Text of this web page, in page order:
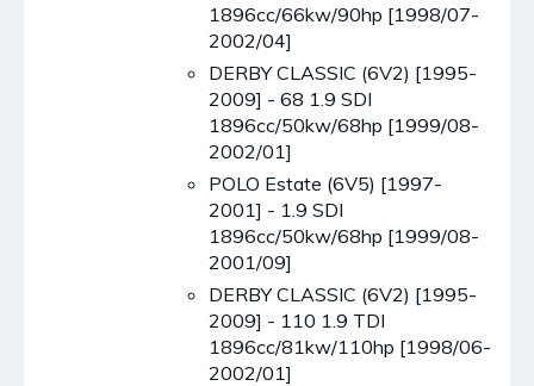
1896cc/66kw/90hp [1998/07-
2002/04]
DERBY CLASSIC (6V2) [1995-
2009] - 68 1.9 SDI
1896cc/50kw/68hp [1999/08-
2002/01]
POLO Estate (6V5) [1997-
2001] - 1.9 SDI
1896cc/50kw/68hp [1999/08-
2001/09]
DERBY CLASSIC (6V2) [1995-
2009] - 110 1.9 TDI
1896cc/81kw/110hp [1998/06-
2002/01]